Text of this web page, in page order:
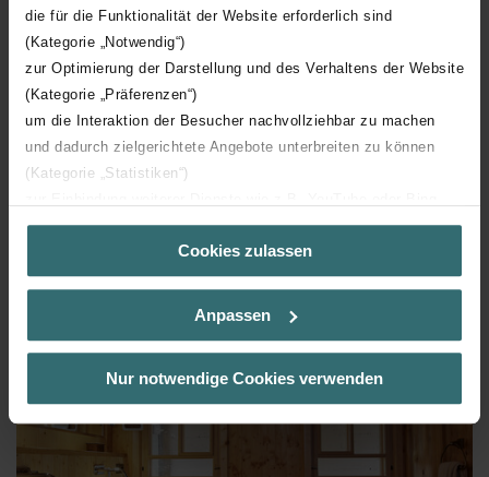
die für die Funktionalität der Website erforderlich sind
(Kategorie „Notwendig“)
zur Optimierung der Darstellung und des Verhaltens der Website
(Kategorie „Präferenzen“)
um die Interaktion der Besucher nachvollziehbar zu machen
und dadurch zielgerichtete Angebote unterbreiten zu können
(Kategorie „Statistiken“)
(Kategorie „Marketing“)
Über „Details zeigen“ bzw. die Datenschutzerklärung erhalten
Sie weitere Informationen. Durch die Auswahl der Kategorie
der Auswahl von „Statistiken“ willigen Sie ein, dass wir Ihren
Besuchsverlauf auf unserer Website verwenden, um Ihnen die
bestmögliche Nutzererfahrung zu ermöglichen und Ihnen
selbstverständlich über einen Link in der Datenschutzerklärung
widerrufen.
Cookies zulassen
Anpassen
Nur notwendige Cookies verwenden